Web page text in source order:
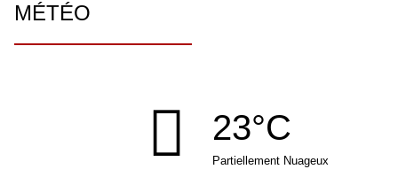
MÉTÉO
23°C
Partiellement Nuageux